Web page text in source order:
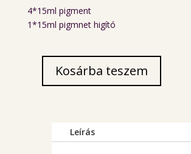
4*15ml pigment
1*15ml pigmnet higító
Kosárba teszem
Leírás